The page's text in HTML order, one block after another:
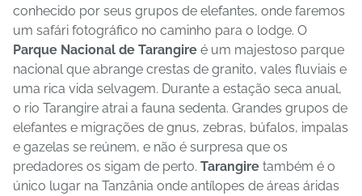
conhecido por seus grupos de elefantes, onde faremos
um safári fotográfico no caminho para o lodge. O
Parque Nacional de Tarangire é um majestoso parque
nacional que abrange crestas de granito, vales fluviais e
uma rica vida selvagem. Durante a estação seca anual,
o rio Tarangire atrai a fauna sedenta. Grandes grupos de
elefantes e migrações de gnus, zebras, búfalos, impalas
e gazelas se reúnem, e não é surpresa que os
predadores os sigam de perto. Tarangire também é o
único lugar na Tanzânia onde antílopes de áreas áridas